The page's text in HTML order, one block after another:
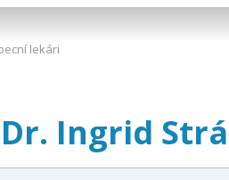
lekári
Ingrid